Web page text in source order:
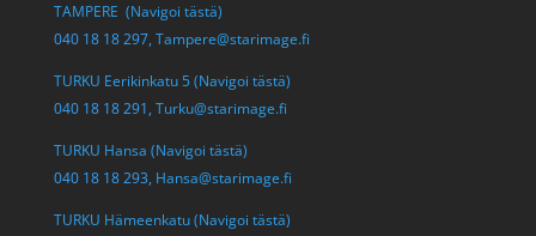
TAMPERE (Navigoi tästä)
040 18 18 297, Tampere@starimage.fi
TURKU Eerikinkatu 5 (Navigoi tästä)
040 18 18 291, Turku@starimage.fi
TURKU Hansa (Navigoi tästä)
040 18 18 293, Hansa@starimage.fi
TURKU Hämeenkatu (Navigoi tästä)